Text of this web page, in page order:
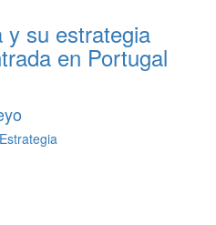
y su estrategia
en Portugal
Estrategia